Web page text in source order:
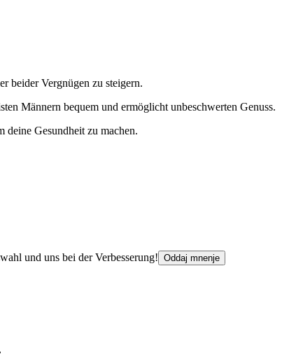
beider Vergnügen zu steigern.
Männern bequem und ermöglicht unbeschwerten Genuss.
deine Gesundheit zu machen.
und uns bei der Verbesserung! Oddaj mnenje